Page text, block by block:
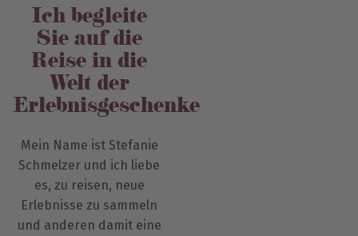
Ich begleite
Sie auf die
Reise in die
Welt der
Erlebnisgeschenke
Mein Name ist Stefanie
Schmelzer und ich liebe
es, zu reisen, neue
Erlebnisse zu sammeln
und anderen damit eine